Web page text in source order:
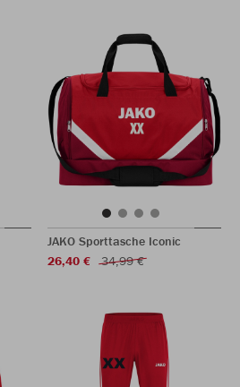
JAKO Sporttasche Iconic
26,40 €
34,99 €